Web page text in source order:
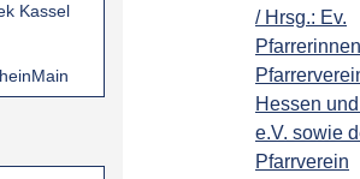
Kassel
/ Hrsg.: Ev.
Hessen
e.V. sowie
Pfarrverein